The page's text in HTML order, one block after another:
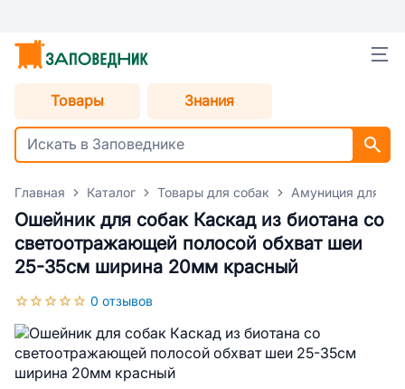
Товары Знания
Главная Каталог Товары для собак Амуниция для
Ошейник для собак Каскад из биотана со
светоотражающей полосой обхват шеи
25-35см ширина 20мм красный
0 отзывов